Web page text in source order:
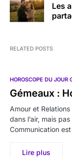
Les
RELATED POSTS
HOROSCOPE DU JOUR
Gémeaux :
Amour et Relations
dans l’air, mais
Communication
Lire plus